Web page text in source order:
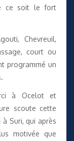
ce soit le fort
Chevreuil,
court ou
programmé un
à Ocelot et
scoute cette
Suri, qui après
motivée que